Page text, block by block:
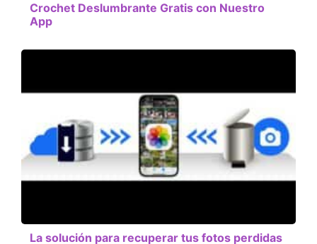
Crochet Deslumbrante Gratis con Nuestro
App
La solución para recuperar tus fotos perdidas